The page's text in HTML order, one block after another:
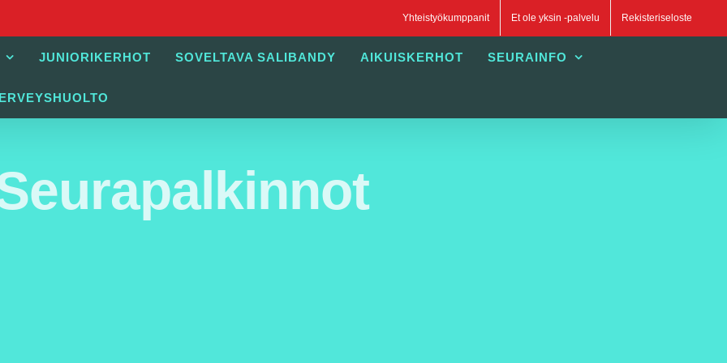
Yhteistyökumppanit Et ole yksin -palvelu Rekisteriseloste
JUNIORIKERHOT SOVELTAVA SALIBANDY AIKUISKERHOT SEURAINFO